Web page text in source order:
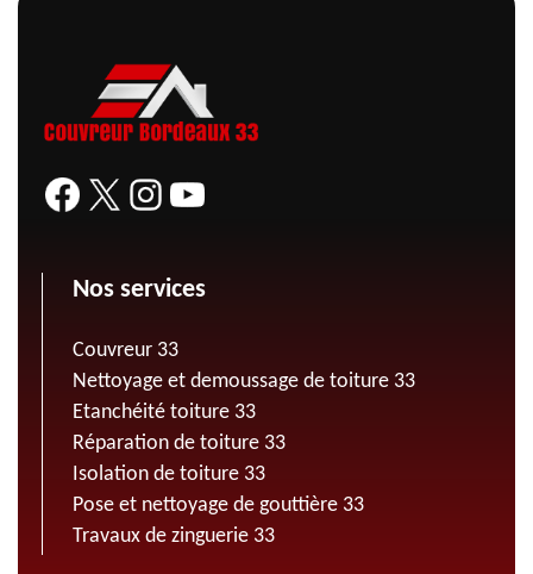
Nos services
Couvreur 33
Nettoyage et demoussage de toiture 33
Etanchéité toiture 33
Réparation de toiture 33
Isolation de toiture 33
Pose et nettoyage de gouttière 33
Travaux de zinguerie 33